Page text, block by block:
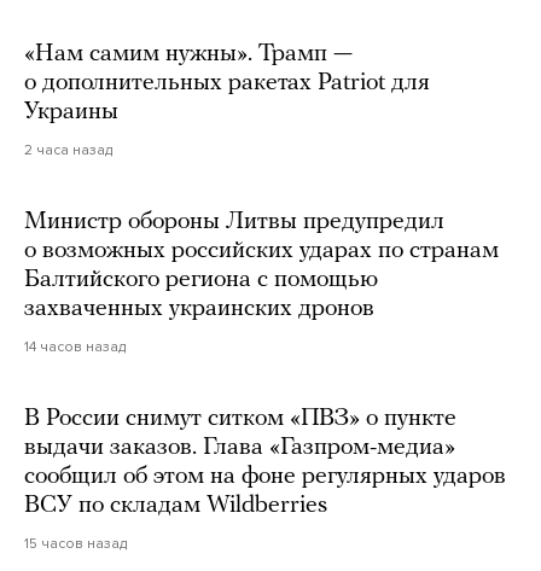
«Нам самим нужны». Трамп —
о дополнительных ракетах Patriot для
Украины
2 часа назад
Министр обороны Литвы предупредил
о возможных российских ударах по странам
Балтийского региона с помощью
захваченных украинских дронов
14 часов назад
В России снимут ситком «ПВЗ» о пункте
выдачи заказов. Глава «Газпром-медиа»
сообщил об этом на фоне регулярных ударов
ВСУ по складам Wildberries
15 часов назад